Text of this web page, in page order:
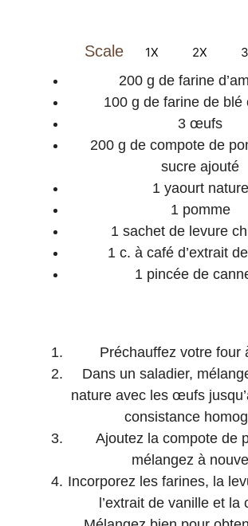
Scale 1X 2X
200 g de farine
100 g de farine de blé
3 œufs
200 g de compote de
sucre ajouté
1 yaourt nature
1 pomme
1 sachet de levure
1 c. à café d’extrait
1 pincée de
Préchauffez votre four
Dans un saladier,
nature avec les œufs
consistance
Ajoutez la compote de
mélangez à
Incorporez les farines, la
l’extrait de vanille et la